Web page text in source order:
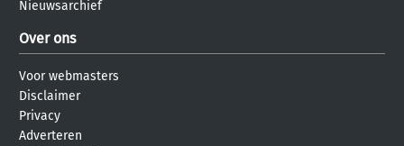
Nieuwsarchief
Over ons
Voor webmasters
Disclaimer
Privacy
Adverteren